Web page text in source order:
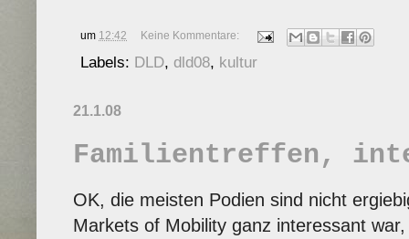
um 12:42 Keine Kommentare:
Labels: DLD, dld08, kultur
21.1.08
Familientreffen,
OK, die meisten Podien sind nicht
Markets of Mobility ganz interessant